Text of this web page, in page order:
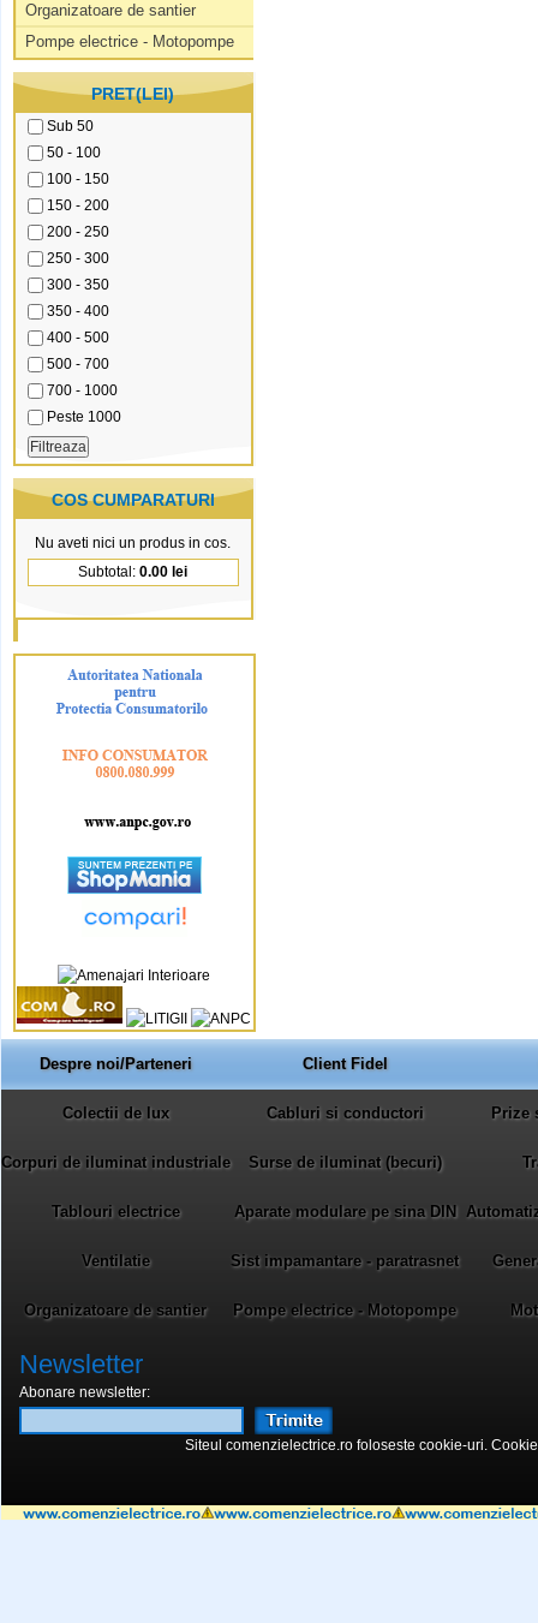
Organizatoare de santier
Pompe electrice - Motopompe
PRET(LEI)
Sub 50
50 - 100
100 - 150
150 - 200
200 - 250
250 - 300
300 - 350
350 - 400
400 - 500
500 - 700
700 - 1000
Peste 1000
COS CUMPARATURI
Nu aveti nici un produs in cos.
Subtotal: 0.00 lei
Despre noi/Parteneri Client Fidel
Colectii de lux Cabluri si conductori Prize
Corpuri de iluminat industriale Surse de iluminat (becuri)
Tablouri electrice Aparate modulare pe sina DIN
Ventilatie Sist impamantare - paratrasnet
Organizatoare de santier Pompe electrice - Motopompe
Newsletter
Abonare newsletter:
Siteul comenzielectrice.ro foloseste cookie-uri.